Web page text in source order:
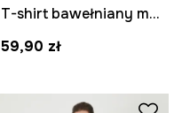
T-shirt bawełniany męski z domieszką elastanu gładki
59,90 zł